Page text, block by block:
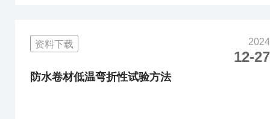
资料下载 2024
12-27
防水卷材低温弯折性试验方法